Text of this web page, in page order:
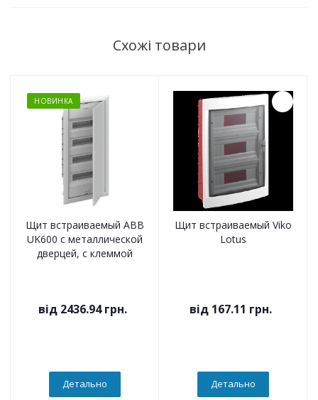
Схожі товари
НОВИНКА
Щит встраиваемый ABB
UK600 с металлической
дверцей, с клеммой
від 2436.94 грн.
Детально
Щит встраиваемый Viko
Lotus
від 167.11 грн.
Детально